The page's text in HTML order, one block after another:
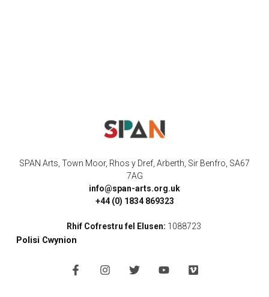
SPAN Arts, Town Moor, Rhos y Dref, Arberth, Sir Benfro, SA67
7AG
info@span-arts.org.uk
+44 (0) 1834 869323
Rhif Cofrestru fel Elusen: 1088723
Polisi Cwynion
F
a
I
n
T
w
Y
o
V
i